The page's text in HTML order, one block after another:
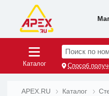
Каталог
Поиск по
Способ
APEX.RU Каталог